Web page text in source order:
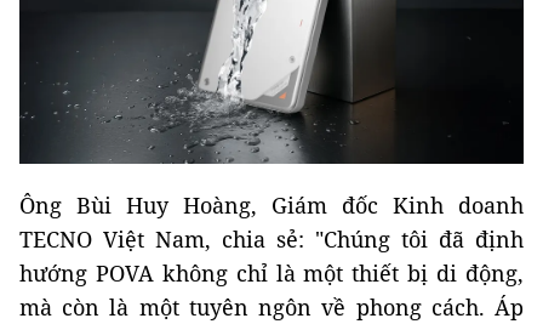
Ông Bùi Huy Hoàng, Giám đốc Kinh doanh
TECNO Việt Nam, chia sẻ: "Chúng tôi đã định
hướng POVA không chỉ là một thiết bị di động,
mà còn là một tuyên ngôn về phong cách. Áp